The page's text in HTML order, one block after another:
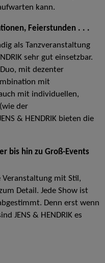
kann.
Feierstunden . . .
als Tanzveranstaltung
sehr gut einsetzbar.
mit dezenter
mit
mit individuellen,
der
& HENDRIK bieten die
bis hin zu Groß-Events
Veranstaltung mit Stil,
Detail. Jede Show ist
Denn erst wenn
JENS & HENDRIK es